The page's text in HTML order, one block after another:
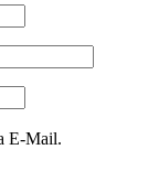
E-Mail.